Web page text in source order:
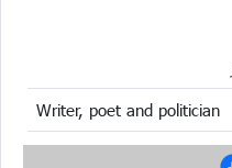
Writer, poet and politician